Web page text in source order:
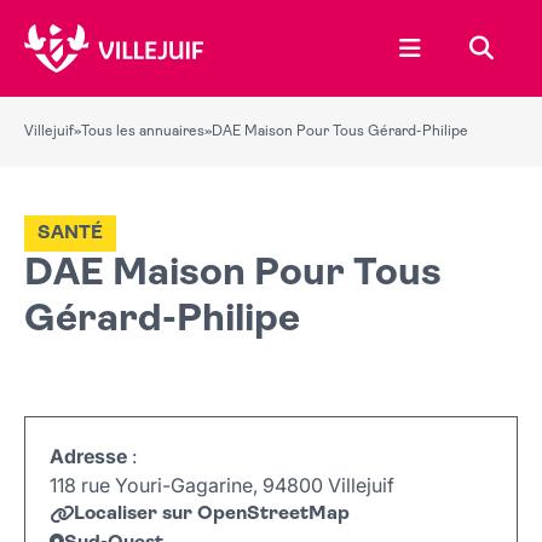
Ouvrir le
Villejuif» Tous les annuaires»DAE Maison Pour Tous Gérard-Philipe
DAE Maison Pour Tous
Gérard-Philipe
SANTÉ
Adresse :
118 rue Youri-Gagarine, 94800 Villejuif
Localiser sur OpenStreetMap